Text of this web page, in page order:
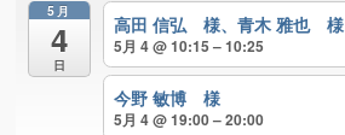
5月
4
日
高田 信弘 様、青木 雅也 様
5月 4 @ 10:15 – 10:25
今野 敏博 様
5月 4 @ 19:00 – 20:00